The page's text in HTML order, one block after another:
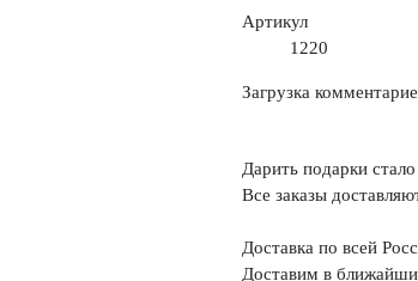
Артикул
1220
Загрузка
Дарить подарки
Все заказы
Доставка по всей
Доставим в